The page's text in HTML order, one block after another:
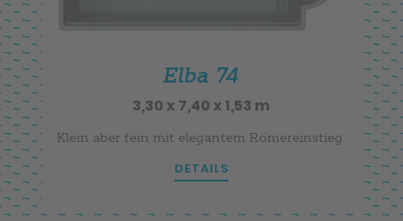
Elba 74
3,30 x 7,40 x 1,53 m
Klein aber fein mit elegantem Römereinstieg.
DETAILS